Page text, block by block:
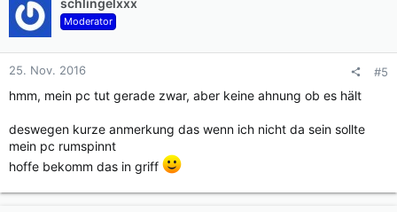
schlingelxxx
Moderator
25. Nov. 2016 #5
hmm, mein pc tut gerade zwar, aber keine ahnung ob es hält
deswegen kurze anmerkung das wenn ich nicht da sein sollte
mein pc rumspinnt
hoffe bekomm das in griff